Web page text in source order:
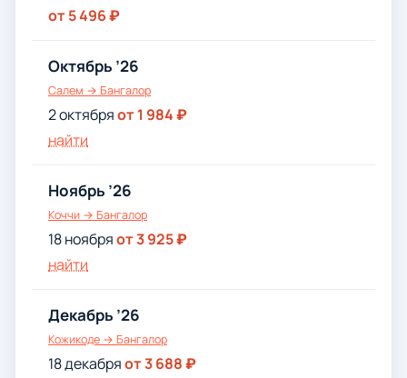
от 5 496 ₽
Октябрь ’26
Салем → Бангалор
2 октябряот 1 984 ₽
найти
Ноябрь ’26
Коччи → Бангалор
18 ноябряот 3 925 ₽
найти
Декабрь ’26
Кожикоде → Бангалор
18 декабряот 3 688 ₽